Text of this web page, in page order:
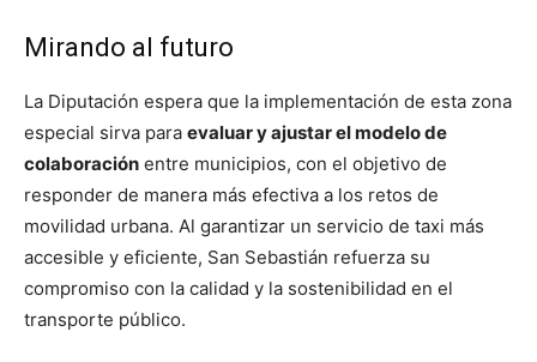
Mirando al futuro
La Diputación espera que la implementación de esta zona
especial sirva para evaluar y ajustar el modelo de
colaboración entre municipios, con el objetivo de
responder de manera más efectiva a los retos de
movilidad urbana. Al garantizar un servicio de taxi más
accesible y eficiente, San Sebastián refuerza su
compromiso con la calidad y la sostenibilidad en el
transporte público.